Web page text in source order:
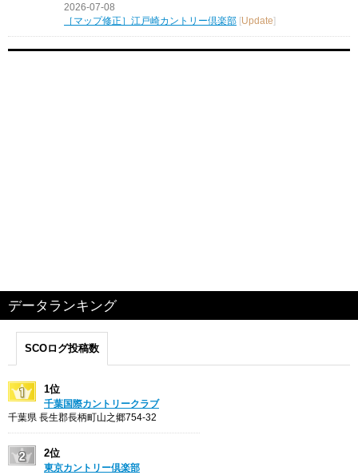
2026-07-08
［マップ修正］江戸崎カントリー倶楽部 Update
データランキング
SCOログ投稿数
1位
千葉国際カントリークラブ
千葉県 長生郡長柄町山之郷754-32
2位
東京カントリー倶楽部